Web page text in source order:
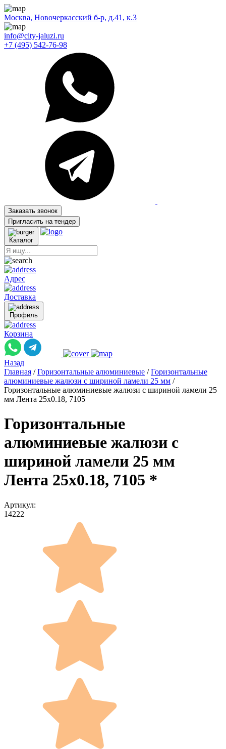
Москва, Новочеркасский б-р, д.41, к.3
info@city-jaluzi.ru
+7 (495) 542-76-98
Заказать звонок
Пригласить на тендер
Каталог
Адрес
Доставка
Профиль
Корзина
Назад
Главная / Горизонтальные алюминиевые / Горизонтальные
алюминиевые жалюзи с шириной ламели 25 мм /
Горизонтальные алюминиевые жалюзи с шириной ламели 25
мм Лента 25x0.18, 7105
Горизонтальные
алюминиевые жалюзи с
шириной ламели 25 мм
Лента 25x0.18, 7105 *
Артикул:
14222